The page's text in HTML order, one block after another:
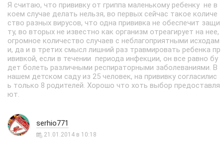
Я считаю, что прививку от гриппа маленькому ребенку не в
коем случае делать нельзя, во первых сейчас такое количе
ство разных вирусов, что одна прививка не обеспечит защи
ту, во вторых не известно как организм отреагирует на нее,
огромное количество случаев с неблагоприятными исходам
и, да и в третих смысл лишний раз травмировать ребенка пр
ививкой, если в течении периода инфекции, он все равно бу
дет болеть различными респираторными заболеваниями. В
нашем детском саду из 25 человек, на прививку согласилис
ь только 8 родителей. Хорошо что хоть выбор предоставля
ют.
serhio771
21.01.2014 в 10:18